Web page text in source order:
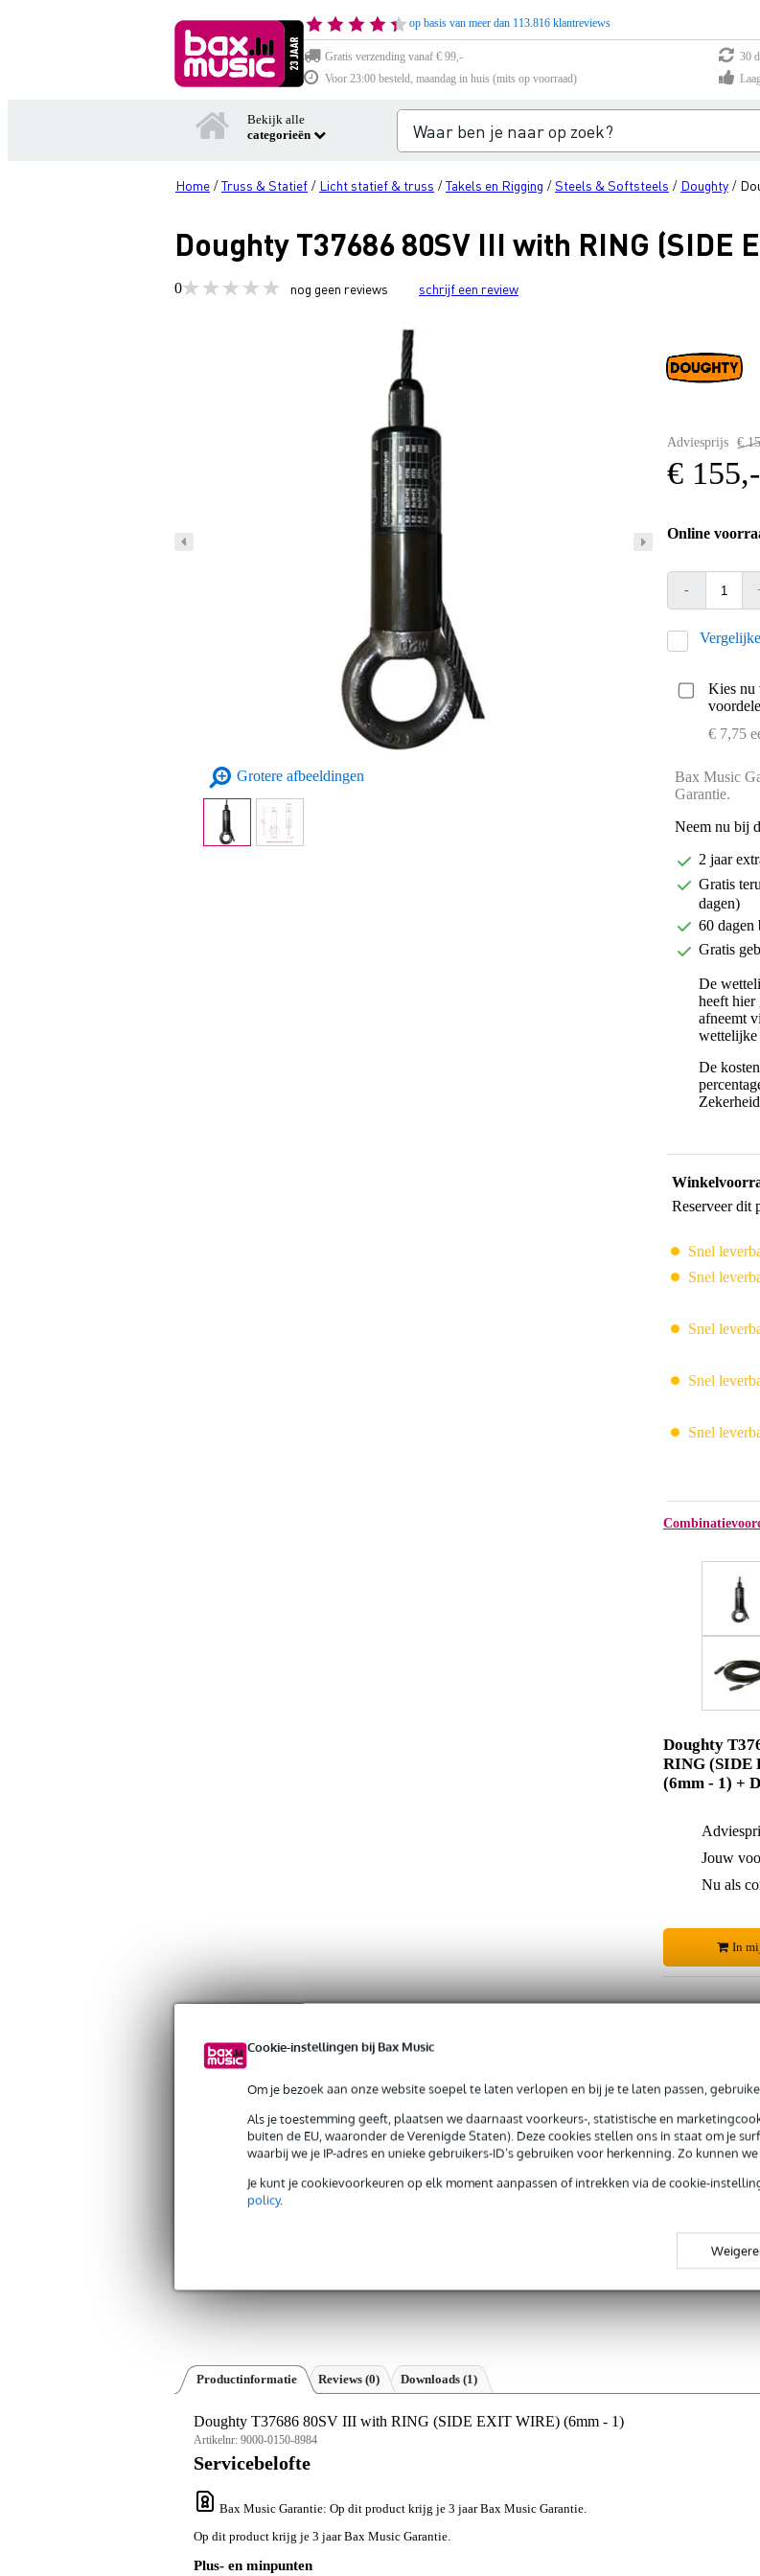
Cookie-instellingen bij Bax Music
Om je bezoek aan onze website soepel te laten verlopen en bij je te laten passen,
Als je toestemming geeft, plaatsen we daarnaast voorkeurs-, statistische en
buiten de EU, waaronder de Verenigde Staten). Deze cookies stellen ons in staat om je
waarbij we je IP-adres en unieke gebruikers-ID’s gebruiken voor herkenning. Zo kunnen
Je kunt je cookievoorkeuren op elk moment aanpassen of intrekken via de cookie-
policy.
op basis van meer dan 113.816 klantreviews
Gratis verzending vanaf € 99,-
30
Voor 23:00 besteld, maandag in huis (mits op voorraad)
Bekijk alle
categorieën
Home /Truss & Statief / Licht statief & truss /Takels en Rigging /Steels & Softsteels / Doughty /
Doughty T37686 80SV III with RING (SIDE
0 nog geen reviews schrijf een review
Grotere afbeeldingen
Adviesprijs €
€ 155,-
Online
-
Kies nu
€ 7,75
Bax Music
Garantie.
Neem nu bij
2 jaar
Gratis
dagen)
60 dagen
Gratis
De
heeft hier
afneemt
wettelijke
De
Reserveer dit
Snel
Snel
Snel
Snel
Snel
Doughty
RING (SIDE
(6mm - 1) +
Jouw
Nu als
In
Gratis verzending vanaf € 99,-
30 dagen 'niet goed geld terug' garantie
3 jaar Bax Music garantie
Laagste-prijs-garantie
Productinformatie Reviews (0) Downloads (1)
Doughty T37686 80SV III with RING (SIDE EXIT WIRE) (6mm - 1)
Artikelnr: 9000-0150-8984
Servicebelofte
Bax Music Garantie: Op dit product krijg je 3 jaar Bax Music Garantie.
Op dit product krijg je 3 jaar Bax Music Garantie.
Plus- en minpunten